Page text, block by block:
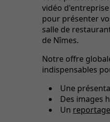
vidéo
pour présenter
salle de
de Nîmes.
Notre offre
indispensables
Une
Des images
Un